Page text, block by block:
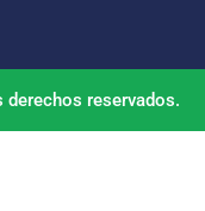
reservados.